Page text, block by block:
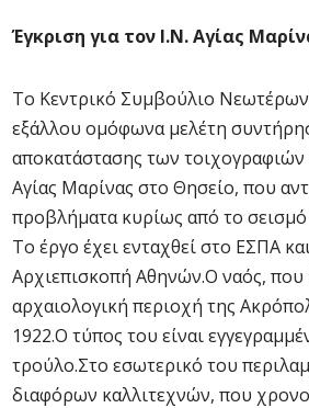
Έγκριση για τον Ι.Ν. Αγίας
Το Κεντρικό Συμβούλιο
εξάλλου ομόφωνα μελέτη
αποκατάστασης των
Αγίας Μαρίνας στο Θησείο, που
προβλήματα κυρίως από το σεισμό
Το έργο έχει ενταχθεί στο ΕΣΠΑ
Αρχιεπισκοπή Αθηνών.Ο ναός, που
αρχαιολογική περιοχή της
1922.Ο τύπος του είναι
τρούλο.Στο εσωτερικό του
διαφόρων καλλιτεχνών, που